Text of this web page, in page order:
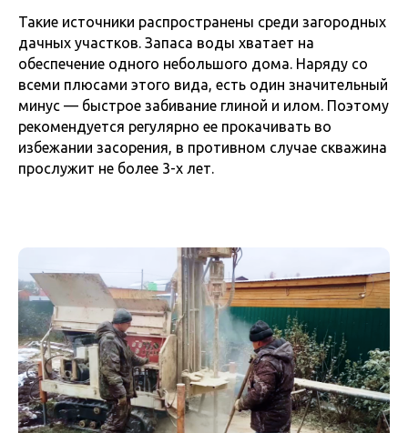
Такие источники распространены среди загородных
дачных участков. Запаса воды хватает на
обеспечение одного небольшого дома. Наряду со
всеми плюсами этого вида, есть один значительный
минус — быстрое забивание глиной и илом. Поэтому
рекомендуется регулярно ее прокачивать во
избежании засорения, в противном случае скважина
прослужит не более 3-х лет.